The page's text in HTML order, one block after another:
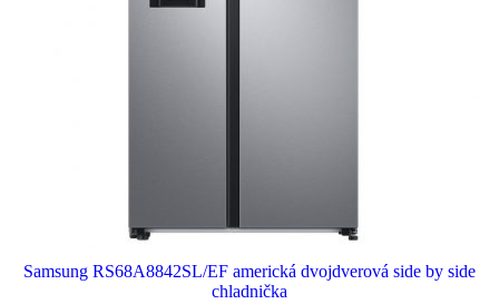
Samsung RS68A8842SL/EF americká dvojdverová side by side
chladnička